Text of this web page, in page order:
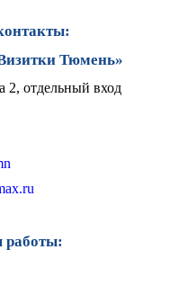
Тюмень»
отдельный вход
работы: